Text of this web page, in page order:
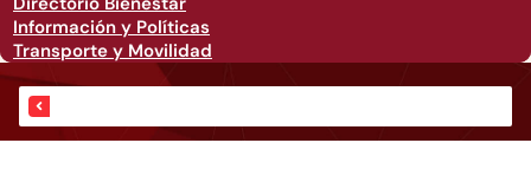
Información y Políticas
Transporte y Movilidad